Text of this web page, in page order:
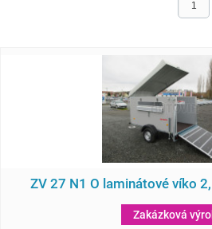
ZV 27 N1 O laminátové víko
Zakázková